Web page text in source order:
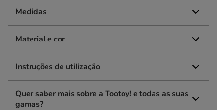
Medidas
Material e cor
Instruções de utilização
Quer saber mais sobre a Tootoy! e todas as suas
gamas?